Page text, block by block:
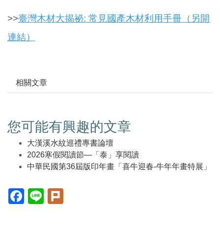
>>臺灣木材大揭祕: 常見國產木材利用手冊（另開
連結）
相關文章
您可能有興趣的文章
大漢溪水紋巡禮專書論壇
2026寒假閱讀節—「泰」享閱讀
中華民國第36屆版印年畫「喜牛迎春-牛年年畫特展」
Facebook(另
開
Line(另
開